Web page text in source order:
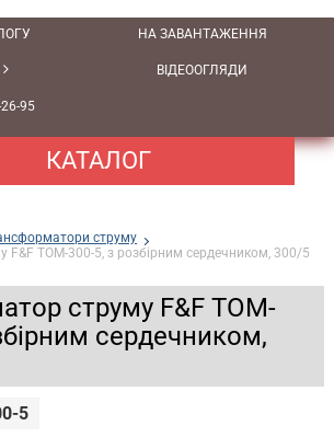
КАТАЛОГ
НА ЗАВАНТАЖЕННЯ
ВІДЕООГЛЯДИ
95
струму
F&F TOM-300-5, з розбірним сердечником, 300/5
струму F&F TOM-
сердечником,
5